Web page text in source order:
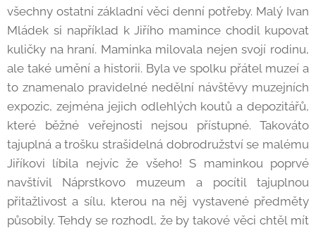
všechny ostatní základní věci denní potřeby. Malý Ivan
Mládek si například k Jiřího mamince chodil kupovat
kuličky na hraní. Maminka milovala nejen svojí rodinu,
ale také umění a historii. Byla ve spolku přátel muzeí a
to znamenalo pravidelné nedělní návštěvy muzejních
expozic, zejména jejich odlehlých koutů a depozitářů,
které běžné veřejnosti nejsou přístupné. Takováto
tajuplná a trošku strašidelná dobrodružství se malému
Jiříkovi líbila nejvíc že všeho! S maminkou poprvé
navštívil Náprstkovo muzeum a pocítil tajuplnou
přitažlivost a sílu, kterou na něj vystavené předměty
působily. Tehdy se rozhodl, že by takové věci chtěl mít